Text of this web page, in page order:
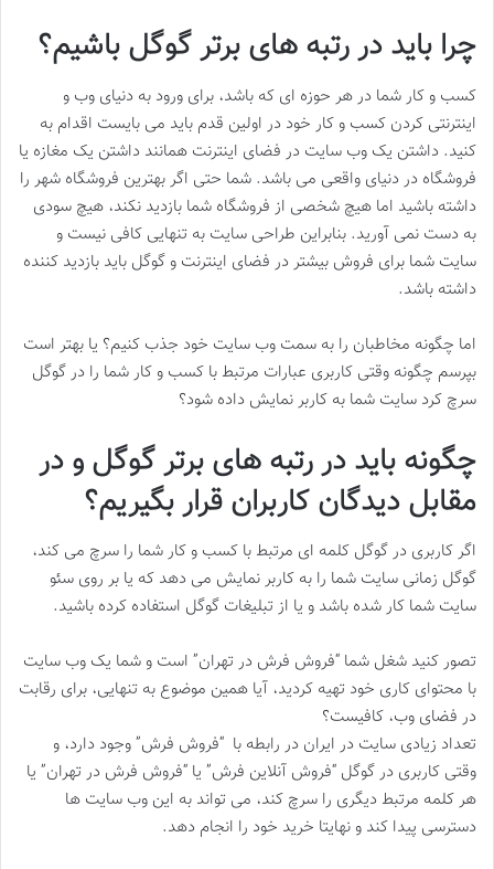
چرا باید در رتبه های برتر گوگل باشیم؟
کسب و کار شما در هر حوزه ای که باشد، برای ورود به دنیای وب و
اینترنتی کردن کسب و کار خود در اولین قدم باید می بایست اقدام به
کنید. داشتن یک وب سایت در فضای اینترنت همانند داشتن یک مغازه یا
فروشگاه در دنیای واقعی می باشد. شما حتی اگر بهترین فروشگاه شهر را
داشته باشید اما هیچ شخصی از فروشگاه شما بازدید نکند، هیچ سودی
به دست نمی آورید. بنابراین طراحی سایت به تنهایی کافی نیست و
سایت شما برای فروش بیشتر در فضای اینترنت و گوگل باید بازدید کننده
داشته باشد.
اما چگونه مخاطبان را به سمت وب سایت خود جذب کنیم؟ یا بهتر است
بپرسم چگونه وقتی کاربری عبارات مرتبط با کسب و کار شما را در گوگل
سرچ کرد سایت شما به کاربر نمایش داده شود؟
چگونه باید در رتبه های برتر گوگل و در
مقابل دیدگان کاربران قرار بگیریم؟
اگر کاربری در گوگل کلمه ای مرتبط با کسب و کار شما را سرچ می کند،
گوگل زمانی سایت شما را به کاربر نمایش می دهد که یا بر روی سئو
سایت شما کار شده باشد و یا از تبلیغات گوگل استفاده کرده باشید.
تصور کنید شغل شما “فروش فرش در تهران” است و شما یک وب سایت
با محتوای کاری خود تهیه کردید، آیا همین موضوع به تنهایی، برای رقابت
در فضای وب، کافیست؟
تعداد زیادی سایت در ایران در رابطه با “فروش فرش” وجود دارد، و
وقتی کاربری در گوگل “فروش آنلاین فرش” یا “فروش فرش در تهران” یا
هر کلمه مرتبط دیگری را سرچ کند، می تواند به این وب سایت ها
دسترسی پیدا کند و نهایتا خرید خود را انجام دهد.